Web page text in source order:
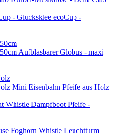
ecoCup -
Aufblasbarer Globus - maxi
Mini Eisenbahn Pfeife aus Holz
Dampfboot Pfeife -
Leuchtturm